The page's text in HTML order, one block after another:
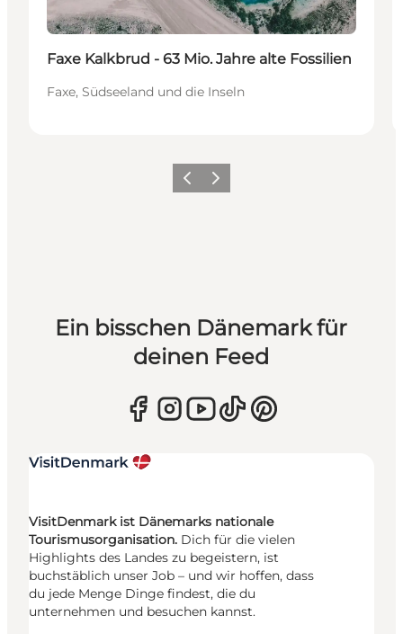
Faxe Kalkbrud - 63 Mio. Jahre alte Fossilien
Faxe, Südseeland und die Inseln
ZurückWeiter
Ein bisschen Dänemark für
deinen Feed
VisitDenmark ist Dänemarks nationale
Tourismusorganisation. Dich für die vielen
Highlights des Landes zu begeistern, ist
buchstäblich unser Job – und wir hoffen, dass
du jede Menge Dinge findest, die du
unternehmen und besuchen kannst.